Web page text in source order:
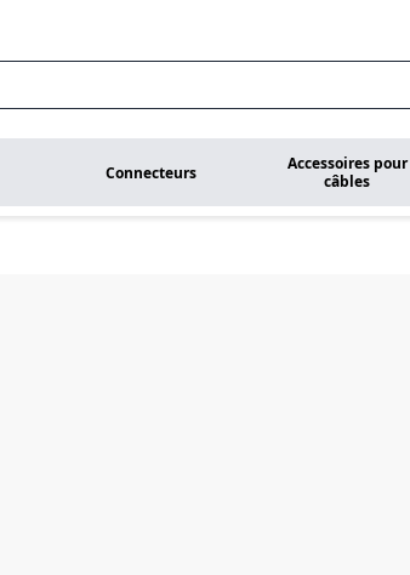
Connecteurs
Accessoires pour
câbles